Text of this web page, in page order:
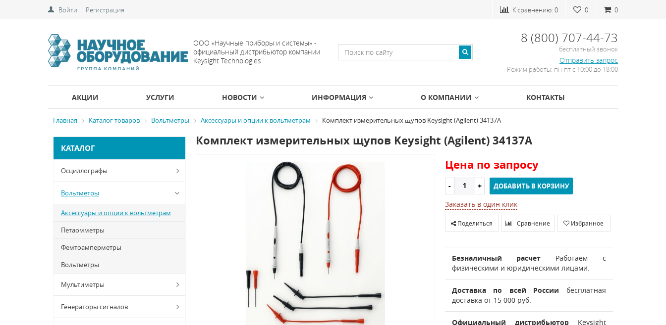
Войти Регистрация 0
0
К сравнению: 0
ООО «Научные приборы и системы» -
официальный дистрибьютор компании
Keysight Technologies
8 (800) 707-44-73
бесплатный звонок
Отправить запрос
Режим работы: пн-пт с 10:00 до 18:00
АКЦИИ УСЛУГИ НОВОСТИ ИНФОРМАЦИЯ О КОМПАНИИ КОНТАКТЫ
Главная Каталог товаров Вольтметры Аксессуары и опции к вольтметрам Комплект измерительных щупов Keysight (Agilent) 34137A
КАТАЛОГ
Осциллографы
Вольтметры
Аксессуары и опции к вольтметрам
Петаомметры
Фемтоамперметры
Вольтметры
Мультиметры
Генераторы сигналов
Комплект измерительных щупов Keysight (Agilent) 34137A
Цена по запросу
ДОБАВИТЬ В КОРЗИНУ
Заказать в один клик
Поделиться Сравнение Избранное
Безналичный расчет Работаем с
физическими и юридическими лицами.
Доставка по всей России бесплатная
доставка от 15 000 руб.
Официальный дистрибьюторKeysight